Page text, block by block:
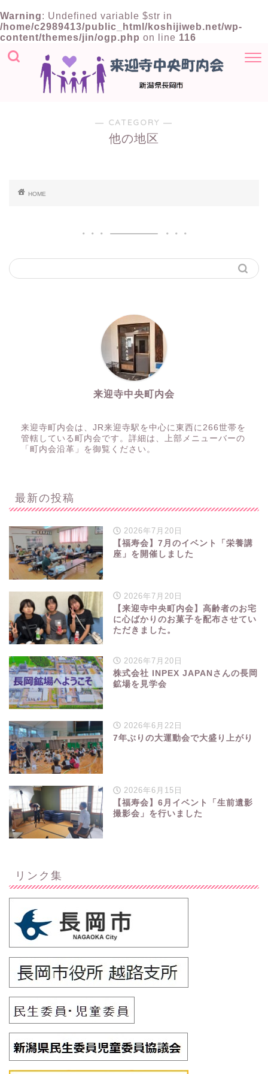
Warning: Undefined variable $str in
/home/c2989413/public_html/koshijiweb.net/wp-
content/themes/jin/ogp.php on line 116
― CATEGORY ―
他の地区
HOME
来迎寺中央町内会
来迎寺町内会は、JR来迎寺駅を中心に東西に266世帯を
管轄している町内会です。詳細は、上部メニューバーの
「町内会沿革」を御覧ください。
最新の投稿
2026年7月20日
【福寿会】7月のイベント「栄養講
座」を開催しました
2026年7月20日
【来迎寺中央町内会】高齢者のお宅
に心ばかりのお菓子を配布させてい
ただきました。
2026年7月20日
株式会社 INPEX JAPANさんの長岡
鉱場を見学会
2026年6月22日
7年ぶりの大運動会で大盛り上がり
2026年6月15日
【福寿会】6月イベント「生前遺影
撮影会」を行いました
リンク集